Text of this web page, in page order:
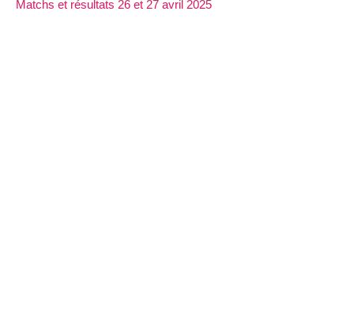
Matchs et résultats 26 et 27 avril 2025